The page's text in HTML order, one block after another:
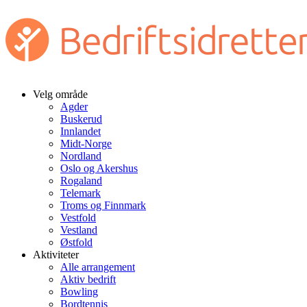
Velg område
Agder
Buskerud
Innlandet
Midt-Norge
Nordland
Oslo og Akershus
Rogaland
Telemark
Troms og Finnmark
Vestfold
Vestland
Østfold
Aktiviteter
Alle arrangement
Aktiv bedrift
Bowling
Bordtennis